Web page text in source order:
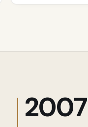
2007